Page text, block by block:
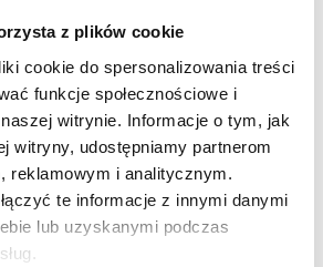
z plików cookie
cookie do spersonalizowania treści
funkcje społecznościowe i
witrynie. Informacje o tym, jak
witryny, udostępniamy partnerom
reklamowym i analitycznym.
te informacje z innymi danymi
lub uzyskanymi podczas
w wieku poniżej 3 lat. Zawiera
zostać połknięte lub wchłonięte
Zalecamy zachowanie opakowania w
Zachowuje się prawo do zmiany
technicznych.